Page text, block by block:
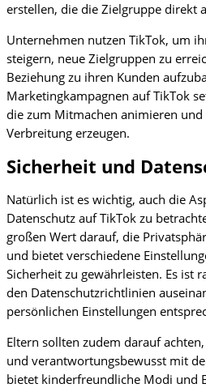
erstellen, die die Zielgruppe direkt
Unternehmen nutzen TikTok, um
steigern, neue Zielgruppen zu
Beziehung zu ihren Kunden
Marketingkampagnen auf TikTok
die zum Mitmachen animieren
Verbreitung erzeugen.
Sicherheit und
Natürlich ist es wichtig, auch die
Datenschutz auf TikTok zu
großen Wert darauf, die
und bietet verschiedene
Sicherheit zu gewährleisten. Es ist
den Datenschutzrichtlinien
persönlichen Einstellungen
Eltern sollten zudem darauf
und verantwortungsbewusst mit
bietet kinderfreundliche Modi und